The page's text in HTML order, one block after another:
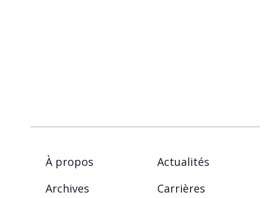
À propos
Actualités
Archives
Carrières